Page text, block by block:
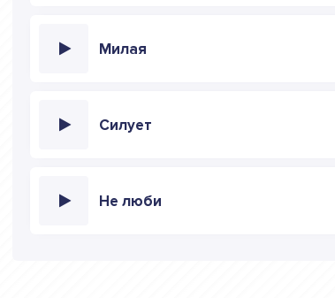
Милая
Силует
Не люби